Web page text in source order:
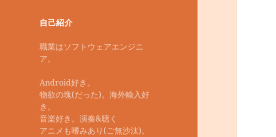
自己紹介
職業はソフトウェアエンジニ
ア。
Android好き。
物欲の塊(だった)。海外輸入好
き。
音楽好き。演奏&聴く
アニメも嗜みあり(ご無沙汰)。